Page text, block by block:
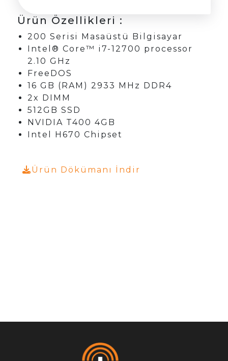
Ürün Özellikleri :
200 Serisi Masaüstü Bilgisayar
Intel® Core™ i7-12700 processor
2.10 GHz
FreeDOS
16 GB (RAM) 2933 MHz DDR4
2x DIMM
512GB SSD
NVIDIA T400 4GB
Intel H670 Chipset
Ürün Dökümanı İndir